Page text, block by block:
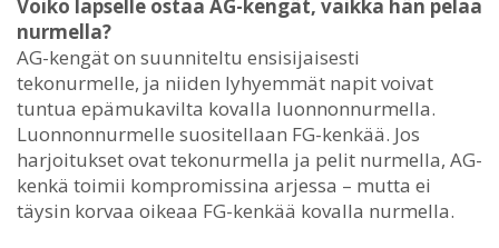
Voiko lapselle ostaa AG-kengät, vaikka hän pelaa
nurmella?
AG-kengät on suunniteltu ensisijaisesti
tekonurmelle, ja niiden lyhyemmät napit voivat
tuntua epämukavilta kovalla luonnonnurmella.
Luonnonnurmelle suositellaan FG-kenkää. Jos
harjoitukset ovat tekonurmella ja pelit nurmella, AG-
kenkä toimii kompromissina arjessa – mutta ei
täysin korvaa oikeaa FG-kenkää kovalla nurmella.